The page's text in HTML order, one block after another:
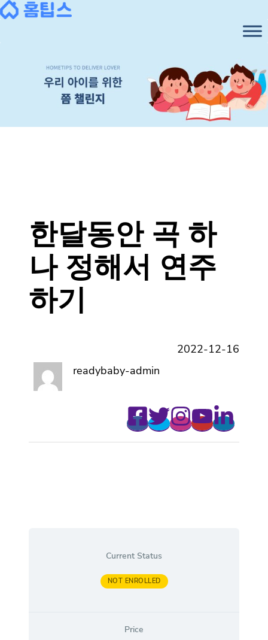
콘
텐
츠
기
한달동안 곡 하
나 정해서 연주
하기
2022-12-16
readybaby-admin
Current Status
NOT ENROLLED
Price